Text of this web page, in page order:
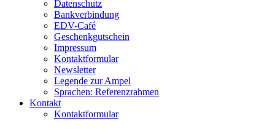
Datenschutz
Bankverbindung
EDV-Café
Geschenkgutschein
Impressum
Kontaktformular
Newsletter
Legende zur Ampel
Sprachen: Referenzrahmen
Kontakt
Kontaktformular